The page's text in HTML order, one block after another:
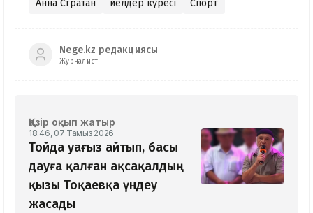
Анна Стратан Әйелдер күресі Спорт
Nege.kz редакциясы
Журналист
Қазір оқып жатыр
18:46, 07 Тамыз 2026
Тойда уағыз айтып, басы
дауға қалған ақсақалдың
қызы Тоқаевқа үндеу
жасады